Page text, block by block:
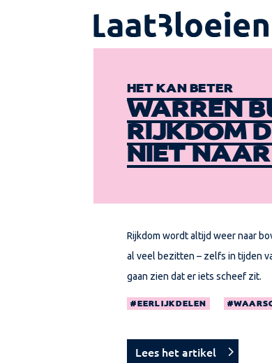
HET KAN BETER
WARREN
RIJKDOM
NIET
Rijkdom wordt altijd weer naar
al veel bezitten – zelfs in tijden
gaan zien dat er iets scheef zit.
EERLIJKDELEN
Lees het artikel